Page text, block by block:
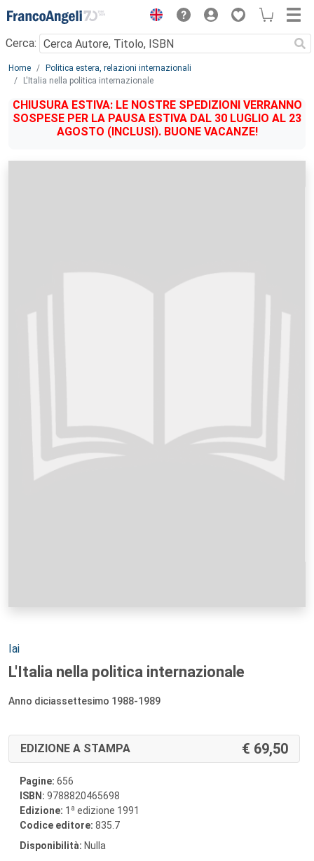
Menu
Cerca:
Main content
Home
Politica estera, relazioni internazionali
L'Italia nella politica internazionale
CHIUSURA ESTIVA: LE NOSTRE SPEDIZIONI VERRANNO
SOSPESE PER LA PAUSA ESTIVA DAL 30 LUGLIO AL 23
AGOSTO (INCLUSI). BUONE VACANZE!
Autori:
Iai
L'Italia nella politica internazionale
Anno diciassettesimo 1988-1989
EDIZIONE A STAMPA 69,50
Pagine: 656
ISBN: 9788820465698
Edizione: 1 a edizione 1991
Codice editore: 835.7
Disponibilità: Nulla